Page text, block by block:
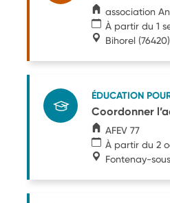
association
À partir du 1
Bihorel (76420)
ÉDUCATION
Coordonner
AFEV 77
À partir du 2
Fontenay-